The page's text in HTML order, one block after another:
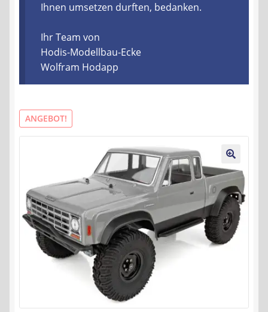
Vereine & Foren
Kontakt
AGB
Widerrufsbelehrung
Datenschutzerklärung
Impressum
Ihnen umsetzen durften, bedanken.
Ihr Team von
Hodis-Modellbau-Ecke
Wolfram Hodapp
ANGEBOT!
🔍